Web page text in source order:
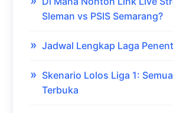
Sleman vs PSIS Semarang?
Jadwal Lengkap Laga
Skenario Lolos Liga 1:
Terbuka